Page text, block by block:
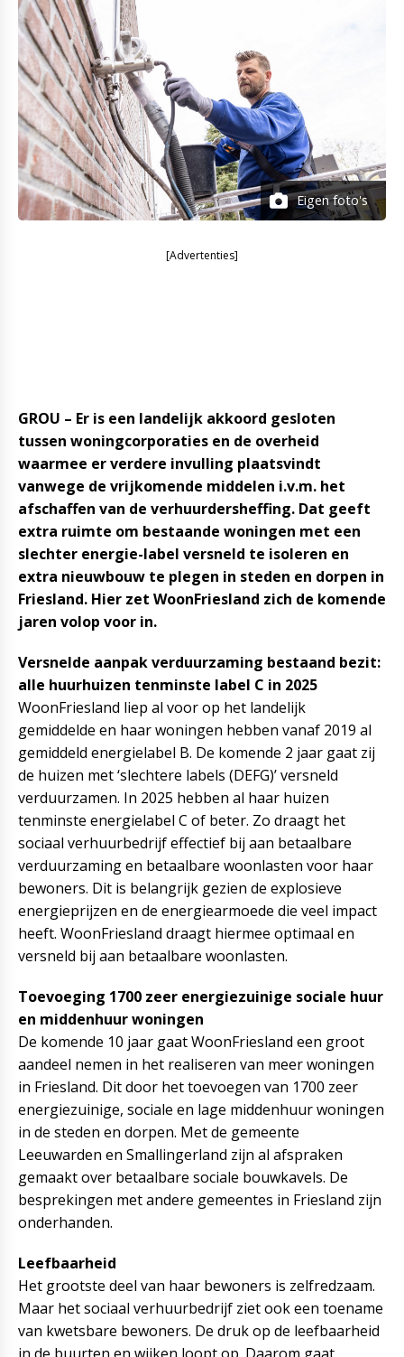
Eigen foto's
[Advertenties]
GROU – Er is een landelijk akkoord gesloten
tussen woningcorporaties en de overheid
waarmee er verdere invulling plaatsvindt
vanwege de vrijkomende middelen i.v.m. het
afschaffen van de verhuurdersheffing. Dat geeft
extra ruimte om bestaande woningen met een
slechter energie-label versneld te isoleren en
extra nieuwbouw te plegen in steden en dorpen in
Friesland. Hier zet WoonFriesland zich de komende
jaren volop voor in.
Versnelde aanpak verduurzaming bestaand bezit:
alle huurhuizen tenminste label C in 2025
WoonFriesland liep al voor op het landelijk
gemiddelde en haar woningen hebben vanaf 2019 al
gemiddeld energielabel B. De komende 2 jaar gaat zij
de huizen met ‘slechtere labels (DEFG)’ versneld
verduurzamen. In 2025 hebben al haar huizen
tenminste energielabel C of beter. Zo draagt het
sociaal verhuurbedrijf effectief bij aan betaalbare
verduurzaming en betaalbare woonlasten voor haar
bewoners. Dit is belangrijk gezien de explosieve
energieprijzen en de energiearmoede die veel impact
heeft. WoonFriesland draagt hiermee optimaal en
versneld bij aan betaalbare woonlasten.
Toevoeging 1700 zeer energiezuinige sociale huur
en middenhuur woningen
De komende 10 jaar gaat WoonFriesland een groot
aandeel nemen in het realiseren van meer woningen
in Friesland. Dit door het toevoegen van 1700 zeer
energiezuinige, sociale en lage middenhuur woningen
in de steden en dorpen. Met de gemeente
Leeuwarden en Smallingerland zijn al afspraken
gemaakt over betaalbare sociale bouwkavels. De
besprekingen met andere gemeentes in Friesland zijn
onderhanden.
Leefbaarheid
Het grootste deel van haar bewoners is zelfredzaam.
Maar het sociaal verhuurbedrijf ziet ook een toename
van kwetsbare bewoners. De druk op de leefbaarheid